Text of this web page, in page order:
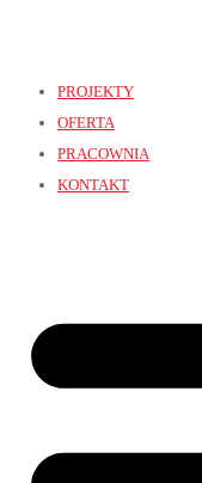
PROJEKTY
OFERTA
PRACOWNIA
KONTAKT